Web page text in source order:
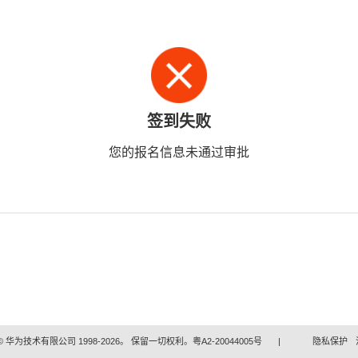
签到失败
您的报名信息未通过审批
华为技术有限公司 1998-2026。 保留一切权利。粤A2-20044005号 | 隐私保护